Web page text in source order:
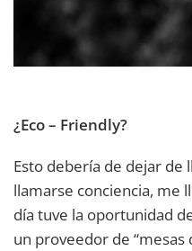
¿Eco – Friendly?
Esto debería de dejar de
llamarse conciencia, me
día tuve la oportunidad
un proveedor de “mesas